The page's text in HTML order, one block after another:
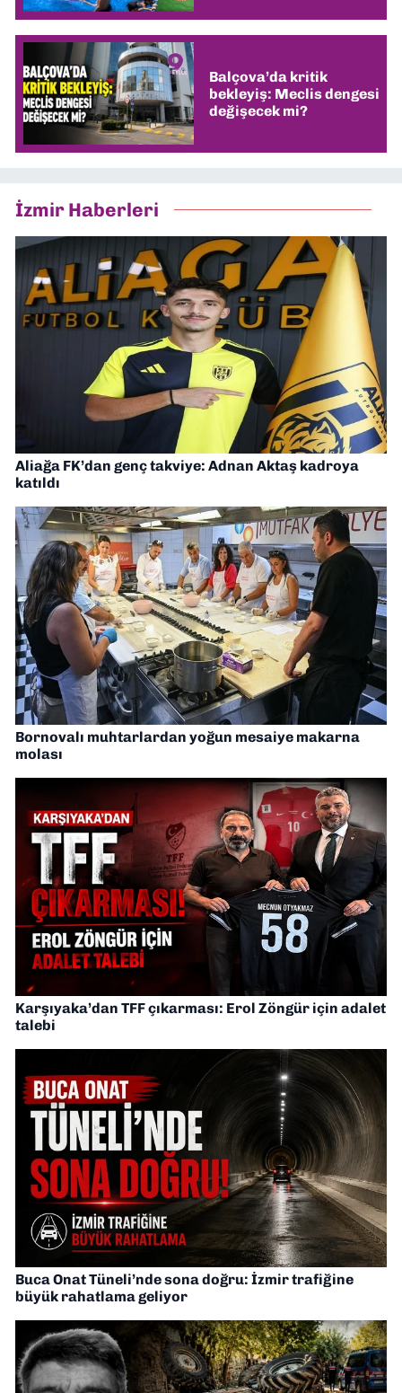
Balçova’da kritik
bekleyiş: Meclis dengesi
değişecek mi?
İzmir Haberleri
Aliağa FK’dan genç takviye: Adnan Aktaş kadroya
katıldı
Bornovalı muhtarlardan yoğun mesaiye makarna
molası
Karşıyaka’dan TFF çıkarması: Erol Zöngür için adalet
talebi
Buca Onat Tüneli’nde sona doğru: İzmir trafiğine
büyük rahatlama geliyor